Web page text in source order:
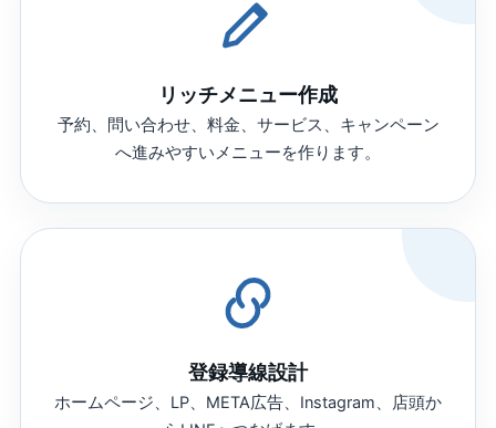
リッチメニュー作成
予約、問い合わせ、料金、サービス、キャンペーン
へ進みやすいメニューを作ります。
登録導線設計
ホームページ、LP、META広告、Instagram、店頭か